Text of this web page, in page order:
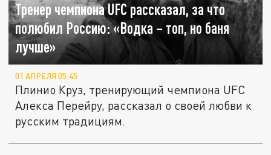
Тренер чемпиона UFC рассказал, за что
полюбил Россию: «Водка – топ, но баня
лучше»
01 АПРЕЛЯ 05:45
Плинио Круз, тренирующий чемпиона UFC
Алекса Перейру, рассказал о своей любви к
русским традициям.